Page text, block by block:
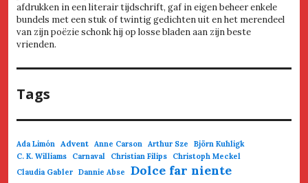
afdrukken in een literair tijdschrift, gaf in eigen beheer enkele
bundels met een stuk of twintig gedichten uit en het merendeel
van zijn poëzie schonk hij op losse bladen aan zijn beste
vrienden.
Tags
Ada Limón Advent Anne Carson Arthur Sze
Björn Kuhligk
C. K. Williams
Carnaval Christian Filips
Christoph Meckel
Claudia Gabler Dannie Abse Dolce far niente